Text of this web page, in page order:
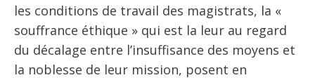
les conditions de travail des magistrats, la «
souffrance éthique » qui est la leur au regard
du décalage entre l’insuffisance des moyens et
la noblesse de leur mission, posent en